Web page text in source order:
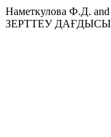
Наметкулова Ф.Д.
ЗЕРТТЕУ